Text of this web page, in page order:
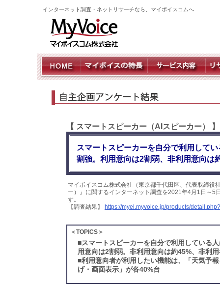
インターネット調査・ネットリサーチなら、マイボイスコムへ
【 スマートスピーカー（AIスピーカー）
スマートスピーカーを自分で利用して
割強。利用意向は2割弱、非利用意向は
マイボイスコム株式会社（東京都千代田区、代表取締役
ー）』に関するインターネット調査を2021年4月1日～
す。
【調査結果】
https://myel.myvoice.jp/products/
＜TOPICS＞
■スマートスピーカーを自分で利用している
用意向は2割弱。非利用意向は約45%、非利
■利用意向者が利用したい機能は、「天気予
げ・画面表示」が各40%台